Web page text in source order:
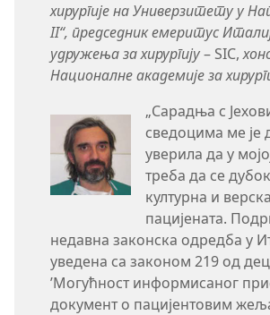
хирургије на Универзитету у
II“, председник емеритус
удружења за хирургију– SIC,
Националне академије за
„Сарадња с
сведоцима ме је
уверила да у
треба да се
културна и
пацијената.
недавна законска одредба у
уведена са законом 219 од
’Могућност информисаног
документ о пацијентовим